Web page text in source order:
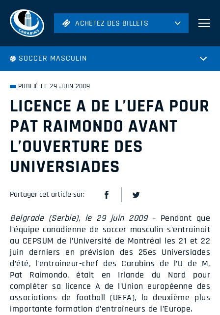
ACHETEZ DES BILLETS
Hockey
ACHETEZ DES BILLETS
SOCCER MASCULIN
PUBLIÉ LE 29 JUIN 2009
LICENCE A DE L’UEFA POUR
PAT RAIMONDO AVANT
L’OUVERTURE DES
UNIVERSIADES
Partager cet article sur:
Belgrade (Serbie), le 29 juin 2009– Pendant que
l’équipe canadienne de soccer masculin s’entraînait
au CEPSUM de l’Université de Montréal les 21 et 22
juin derniers en prévision des 25es Universiades
d’été, l’entraîneur-chef des Carabins de l’U de M,
Pat Raimondo, était en Irlande du Nord pour
compléter sa licence A de l’Union européenne des
associations de football (UEFA), la deuxième plus
importante formation d’entraîneurs de l’Europe.